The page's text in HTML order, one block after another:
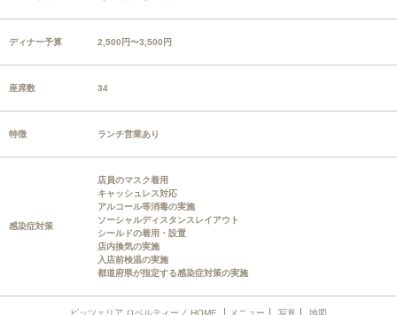
ディナー予算 2,500円〜3,500円
座席数 34
特徴 ランチ営業あり
感染症対策
店員のマスク着用
キャッシュレス対応
アルコール等消毒の実施
ソーシャルディスタンスレイアウト
シールドの着用・設置
店内換気の実施
入店前検温の実施
都道府県が指定する感染症対策の実施
ピッツェリア ロベルティーノ HOME メニュー 写真 地図